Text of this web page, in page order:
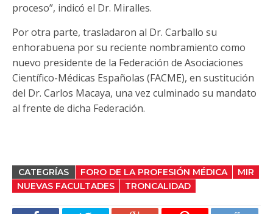
proceso”, indicó el Dr. Miralles.
Por otra parte, trasladaron al Dr. Carballo su
enhorabuena por su reciente nombramiento como
nuevo presidente de la Federación de Asociaciones
Científico-Médicas Españolas (FACME), en sustitución
del Dr. Carlos Macaya, una vez culminado su mandato
al frente de dicha Federación.
CATEGRÍAS FORO DE LA PROFESIÓN MÉDICA
MIR
NUEVAS FACULTADES
TRONCALIDAD